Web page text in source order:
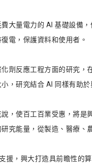
大量電力的 AI 基礎設備
電，保護資料和使用者。
劑反應工程方面的研究
，研究結合 AI 同樣有助於
，使百工百業受惠，將
究能量，從製造、醫療、
援，興大打造具前瞻性的